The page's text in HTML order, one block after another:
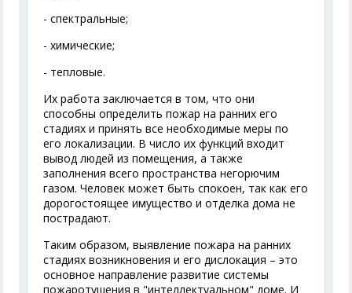
- спектральные;
- химические;
- тепловые.
Их работа заключается в том, что они
способны определить пожар на ранних его
стадиях и принять все необходимые меры по
его локализации. В число их функций входит
вывод людей из помещения, а также
заполнения всего пространства негорючим
газом. Человек может быть спокоен, так как его
дорогостоящее имущество и отделка дома не
пострадают.
Таким образом, выявление пожара на ранних
стадиях возникновения и его дислокация – это
основное направление развитие системы
пожаротушения в "интеллектуальном" доме. И